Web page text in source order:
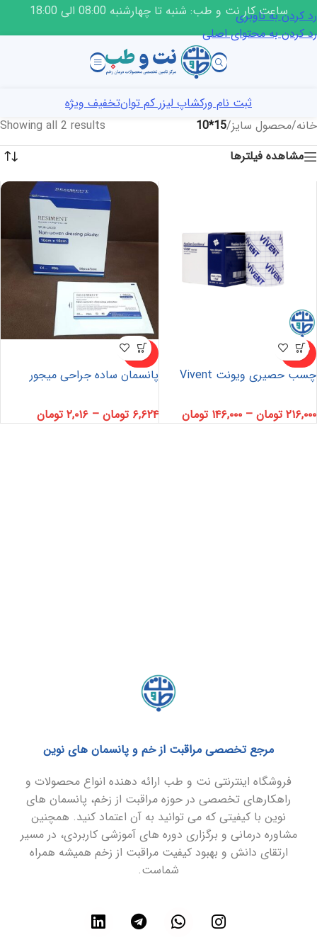
رد کردن به ناوبری
رد کردن به محتوای اصلی
ساعت کار نت و طب: شنبه تا چهارشنبه 08:00 الی 18:00
ثبت نام ورکشاپ لیزر کم توانتخفیف ویژه
خانه/محصول سایز/
15*10
Showing all 2 results
مشاهده فیلترها
ناموجو
د
چسب حصیری ویونت Vivent
۲۱۶,۰۰۰ تومان – ۱۴۶,۰۰۰ تومان
ناموجو
د
پانسمان ساده جراحی میجور
۶,۶۲۴ تومان – ۲,۰۱۶ تومان
مرجع تخصصی مراقبت از خم و پانسمان های نوین
فروشگاه اینترنتی نت و طب ارائه دهنده انواع محصولات و
راهکارهای تخصصی در حوزه مراقبت از زخم، پانسمان های
نوین با کیفیتی که می توانید به آن اعتماد کنید. همچنین
مشاوره درمانی و برگزاری دوره های آموزشی کاربردی، در مسیر
ارتقای دانش و بهبود کیفیت مراقبت از زخم همیشه همراه
شماست.